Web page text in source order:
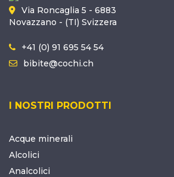
Via Roncaglia 5 - 6883
Novazzano - (TI) Svizzera
+41 (0) 91 695 54 54
bibite@cochi.ch
I NOSTRI PRODOTTI
Acque minerali
Alcolici
Analcolici